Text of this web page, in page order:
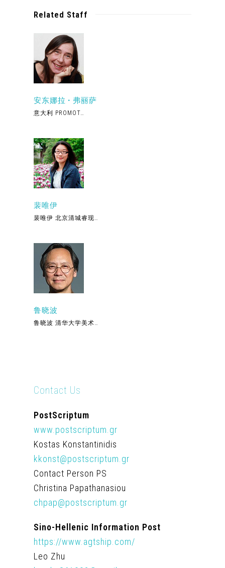
Related Staff
安东娜拉 • 弗丽萨
意大利 PROMOT…
裴唯伊
裴唯伊 北京清城睿现…
鲁晓波
鲁晓波 清华大学美术…
Contact Us
PostScriptum
www.postscriptum.gr
Kostas Konstantinidis
kkonst@postscriptum.gr
Contact Person PS
Christina Papathanasiou
chpap@postscriptum.gr
Sino-Hellenic Information Post
https://www.agtship.com/
Leo Zhu